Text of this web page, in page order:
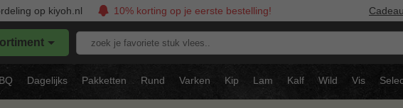
op kiyoh.nl 10% korting op je eerste bestelling!
Zoek
stuk
vlees..
Dagelijks Pakketten Rund Varken Kip Lam Kalf Wild Vis